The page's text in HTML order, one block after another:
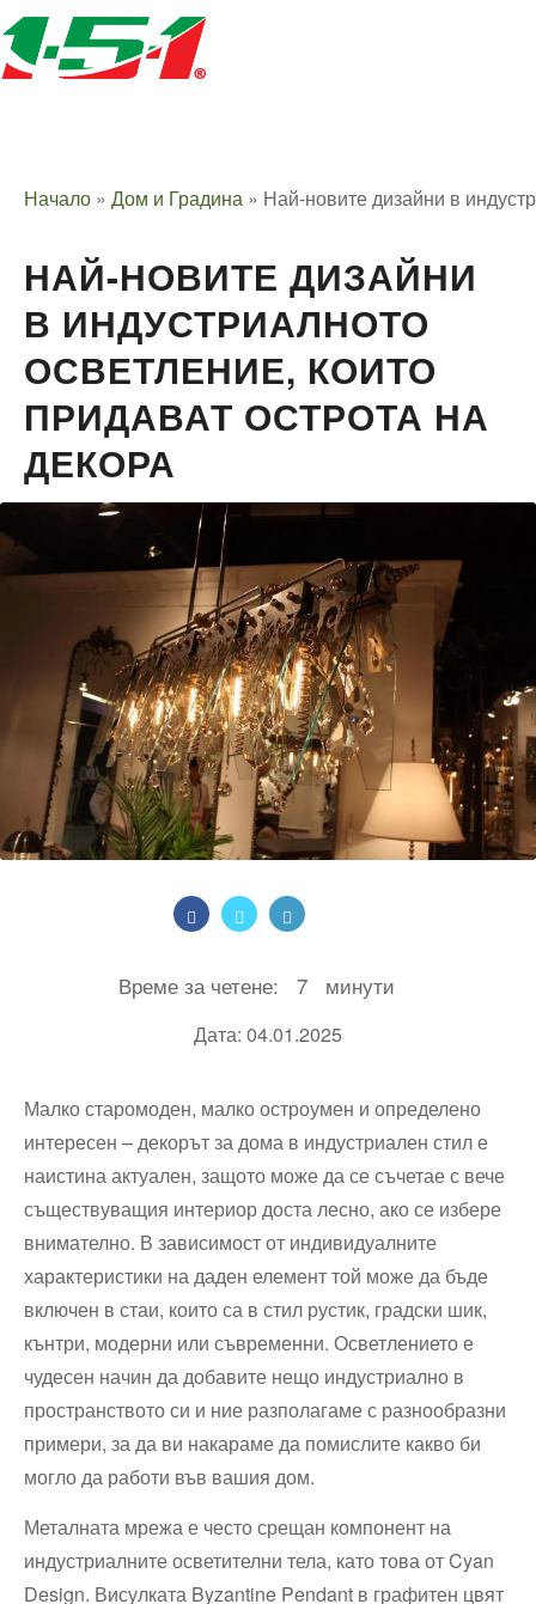
Начало » Дом и Градина » Най-новите дизайни в
НАЙ-НОВИТЕ ДИЗАЙНИ
В ИНДУСТРИАЛНОТО
ОСВЕТЛЕНИЕ, КОИТО
ПРИДАВАТ ОСТРОТА НА
ДЕКОРА
Време за четене: 7 минути
Дата: 04.01.2025
Малко старомоден, малко остроумен и определено
интересен – декорът за дома в индустриален стил е
наистина актуален, защото може да се съчетае с вече
съществуващия интериор доста лесно, ако се избере
внимателно. В зависимост от индивидуалните
характеристики на даден елемент той може да бъде
включен в стаи, които са в стил рустик, градски шик,
кънтри, модерни или съвременни. Осветлението е
чудесен начин да добавите нещо индустриално в
пространството си и ние разполагаме с разнообразни
примери, за да ви накараме да помислите какво би
могло да работи във вашия дом.
Металната мрежа е често срещан компонент на
индустриалните осветителни тела, като това от Cyan
Design. Висулката Byzantine Pendant в графитен цвят